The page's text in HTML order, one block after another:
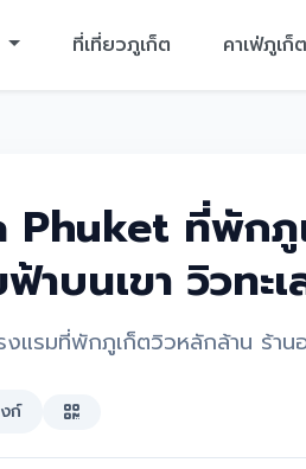
ที่เที่ยวภูเก็ต คาเฟ่ภูเก็ต
Phuket ที่พักภู
าบนเขา วิวทะ
งแรมที่พักภูเก็ตวิวหลักล้าน ร้า
ก์